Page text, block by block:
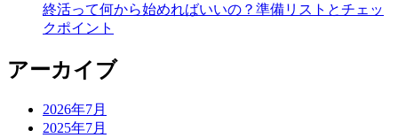
終活って何から始めればいいの？準備リストとチェッ
クポイント
アーカイブ
2026年7月
2025年7月